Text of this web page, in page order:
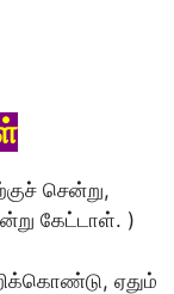
சென்று,
கேட்டாள். )
ஏதும்